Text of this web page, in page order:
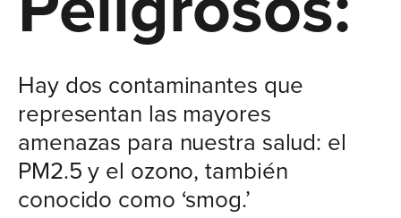
Hay dos contaminantes que
representan las mayores
amenazas para nuestra salud: el
PM2.5 y el ozono, también
conocido como ‘smog.’